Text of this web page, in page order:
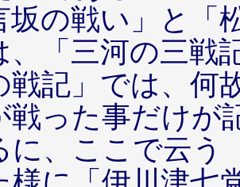
坂の戦い」と
、「三河の三戦
戦記」では、何
戦った事だけが
に、ここで云う